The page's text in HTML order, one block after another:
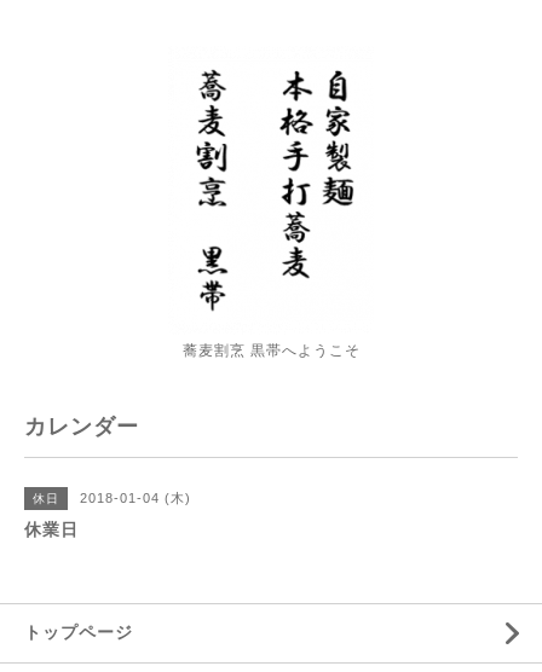
蕎麦割烹 黒帯へようこそ
カレンダー
休日 2018-01-04 (木)
休業日
トップページ